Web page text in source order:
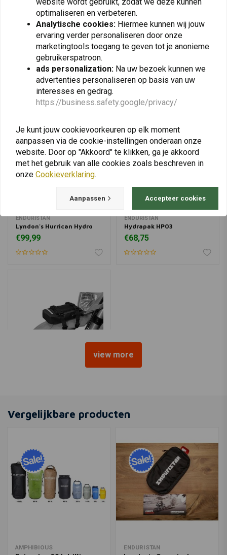
View more
ENDURISTAN
Lyndon's Hurrican Hydro
€99,99
ENDURISTAN
Hydrapak HP03
€68,75
view more
Vergelijkbare producten
AMPHIBIOUS ENDURISTAN
optimaliseren en verbeteren.
Analytische cookies: Hiermee kunnen wij jouw
ervaring verder personaliseren door onze
marketingtools toegang te geven tot je anonieme
gebruikerspatroon.
ads personalization: Na uw bezoek kunnen we
advertenties personaliseren op basis van uw
interesses en gedrag.
https://business.safety.google/privacy/
Je kunt jouw cookievoorkeuren op elk moment
aanpassen via de cookie-instellingen onderaan onze
website. Door op "Akkoord" te klikken, ga je akkoord
met het gebruik van alle cookies zoals beschreven in
onze Cookieverklaring.
Aanpassen Accepteer cookies